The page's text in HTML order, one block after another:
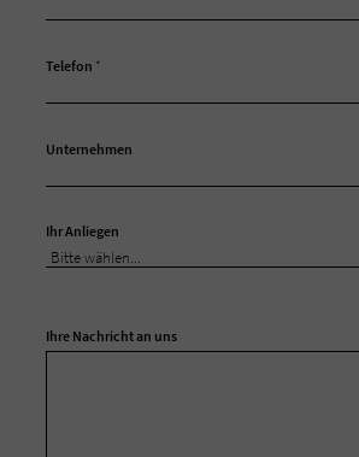
Telefon *
Unternehmen
Ihr Anliegen
Ihre Nachricht an uns